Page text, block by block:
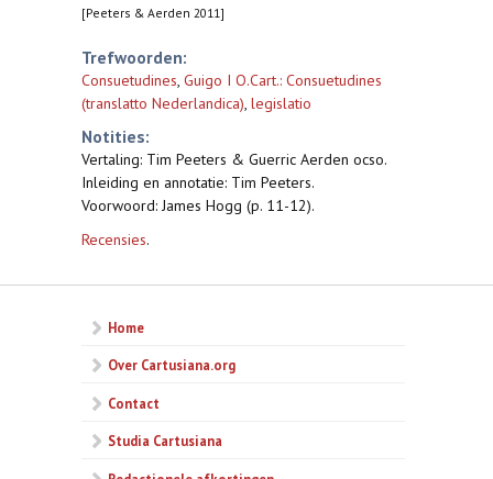
[Peeters & Aerden 2011]
Trefwoorden:
Consuetudines, Guigo I O.Cart.: Consuetudines
(translatto Nederlandica), legislatio
Notities:
Vertaling: Tim Peeters & Guerric Aerden ocso.
Inleiding en annotatie: Tim Peeters.
Voorwoord: James Hogg (p. 11-12).
Recensies.
Home
Over Cartusiana.org
Contact
Studia Cartusiana